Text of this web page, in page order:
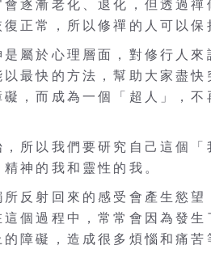
逐漸老化、退化，但透過禪
正常，所以修禪的人可以保
屬於心理層面，對修行人來
最快的方法，幫助大家盡快
，而成為一個「超人」，不
所以我們要研究自己這個「
神的我和靈性的我。
反射回來的感受會產生慾望
個過程中，常常會因為發生
障礙，造成很多煩惱和痛苦